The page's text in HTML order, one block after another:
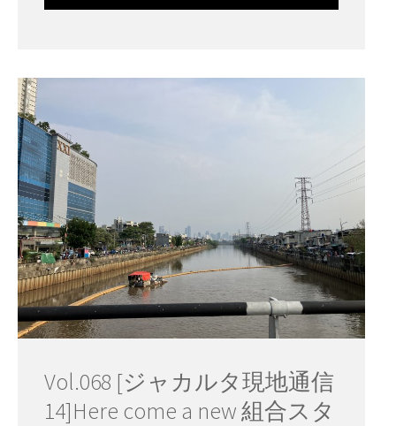
Vol.068 [ジャカルタ現地通信
14]Here come a new 組合スタ